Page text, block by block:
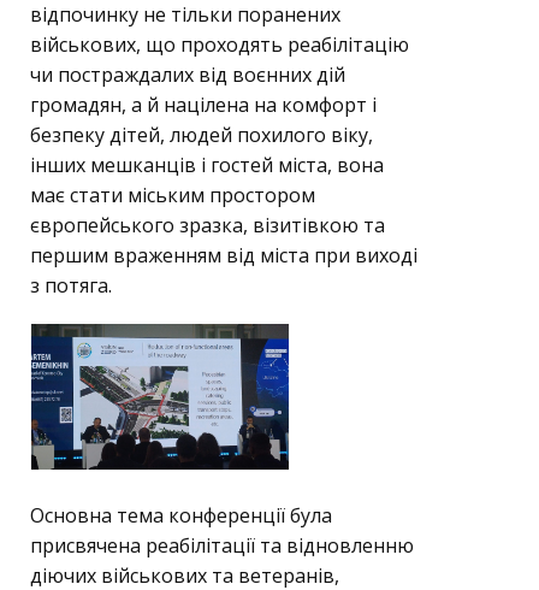
відпочинку не тільки поранених
військових, що проходять реабілітацію
чи постраждалих від воєнних дій
громадян, а й націлена на комфорт і
безпеку дітей, людей похилого віку,
інших мешканців і гостей міста, вона
має стати міським простором
європейського зразка, візитівкою та
першим враженням від міста при виході
з потяга.
Основна тема конференції була
присвячена реабілітації та відновленню
діючих військових та ветеранів,